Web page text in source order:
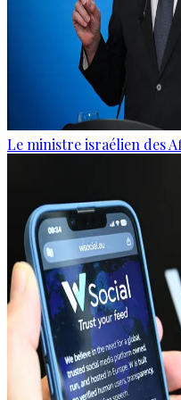
Le ministre israélien des